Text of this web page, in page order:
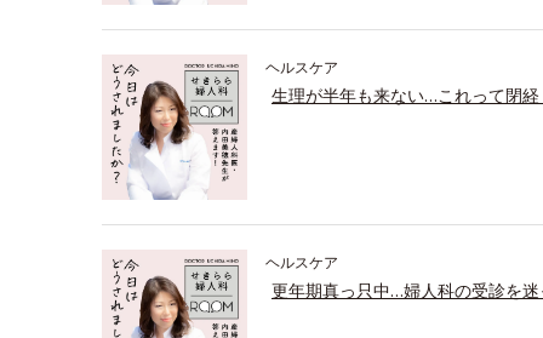
ヘルスケア
生理が半年も来ない…これって閉経
ヘルスケア
更年期真っ只中…婦人科の受診を